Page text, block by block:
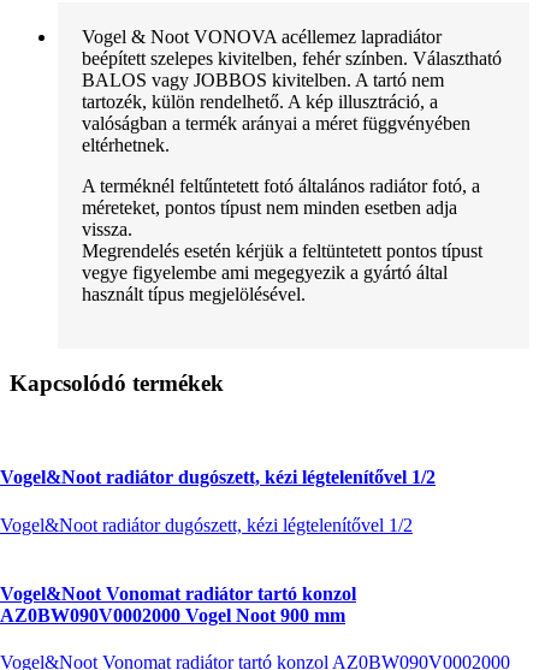
Vogel & Noot VONOVA acéllemez lapradiátor
beépített szelepes kivitelben, fehér színben. Választható
BALOS vagy JOBBOS kivitelben. A tartó nem
tartozék, külön rendelhető. A kép illusztráció, a
valóságban a termék arányai a méret függvényében
eltérhetnek.
A terméknél feltűntetett fotó általános radiátor fotó, a
méreteket, pontos típust nem minden esetben adja
vissza.
Megrendelés esetén kérjük a feltüntetett pontos típust
vegye figyelembe ami megegyezik a gyártó által
használt típus megjelölésével.
Kapcsolódó termékek
Vogel&Noot radiátor dugószett, kézi légtelenítővel 1/2
Vogel&Noot radiátor dugószett, kézi légtelenítővel 1/2
Vogel&Noot Vonomat radiátor tartó konzol
AZ0BW090V0002000 Vogel Noot 900 mm
Vogel&Noot Vonomat radiátor tartó konzol AZ0BW090V0002000